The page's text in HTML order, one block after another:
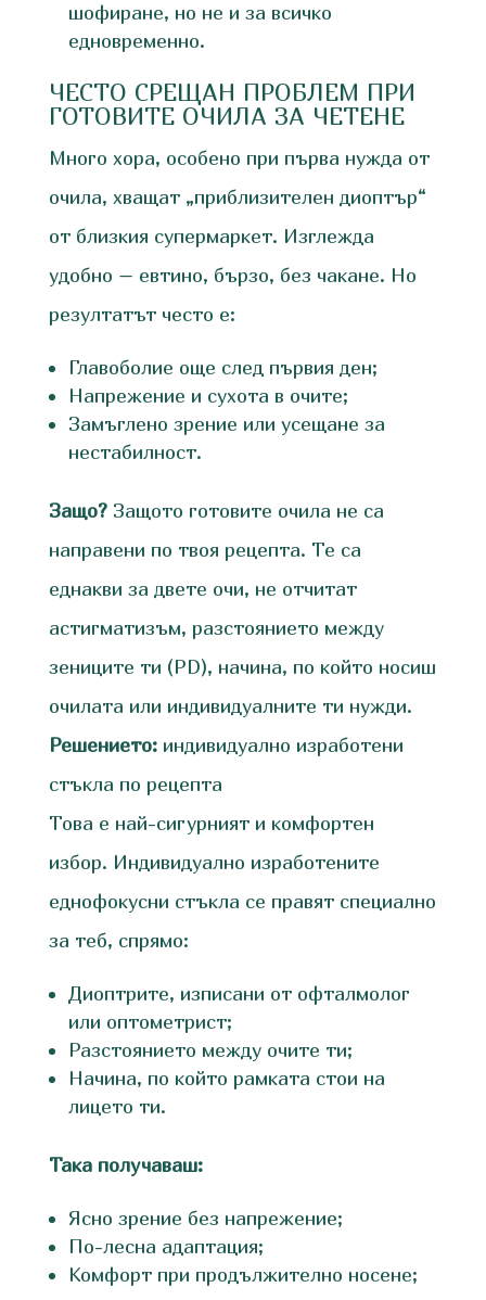
шофиране, но не и за всичко
едновременно.
ЧЕСТО СРЕЩАН ПРОБЛЕМ ПРИ
ГОТОВИТЕ ОЧИЛА ЗА ЧЕТЕНЕ
Много хора, особено при първа нужда от
очила, хващат „приблизителен диоптър“
от близкия супермаркет. Изглежда
удобно – евтино, бързо, без чакане. Но
резултатът често е:
Главоболие още след първия ден;
Напрежение и сухота в очите;
Замъглено зрение или усещане за
нестабилност.
Защо?Защото готовите очила не са
направени по твоя рецепта. Те са
еднакви за двете очи, не отчитат
астигматизъм, разстоянието между
зениците ти (PD), начина, по който носиш
очилата или индивидуалните ти нужди.
Решението:индивидуално изработени
стъкла по рецепта
Това е най-сигурният и комфортен
избор. Индивидуално изработените
еднофокусни стъкла се правят специално
за теб, спрямо:
Диоптрите, изписани от офталмолог
или оптометрист;
Разстоянието между очите ти;
Начина, по който рамката стои на
лицето ти.
Така получаваш:
Ясно зрение без напрежение;
По-лесна адаптация;
Комфорт при продължително носене;